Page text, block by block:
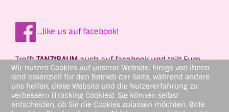
...like us auf facebook!
TrefftTANZtRAUMauch auf facebook und teilt Eure
tänzerischen Erlebnisse!
Wir nutzen Cookies auf unserer Website. Einige von ihnen
sind essenziell für den Betrieb der Seite, während andere
uns helfen, diese Website und die Nutzererfahrung zu
verbessern (Tracking Cookies). Sie können selbst
entscheiden, ob Sie die Cookies zulassen möchten. Bitte